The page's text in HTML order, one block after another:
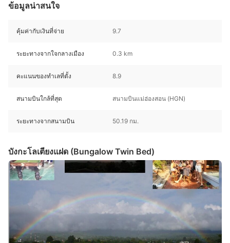
ข้อมูลน่าสนใจ
คุ้มค่ากับเงินที่จ่าย 9.7
ระยะทางจากใจกลางเมือง 0.3 km
คะแนนของทำเลที่ตั้ง 8.9
สนามบินใกล้ที่สุด สนามบินแม่ฮ่องสอน (HGN)
ระยะทางจากสนามบิน 50.19 กม.
บังกะโลเตียงแฝด (Bungalow Twin Bed)